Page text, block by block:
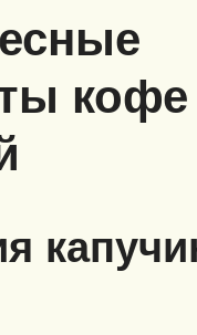
кофе